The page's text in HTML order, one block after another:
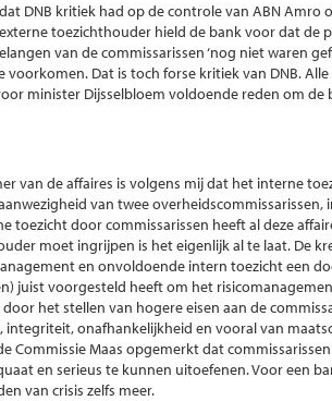
DNB kritiek had op de controle van ABN Amro
toezichthouder hield de bank voor dat de
van de commissarissen ‘nog niet waren
Dat is toch forse kritiek van DNB.
minister Dijsselbloem voldoende reden om
van de affaires is volgens mij dat het interne
van twee
toezicht door commissarissen heeft al deze
moet ingrijpen is het eigenlijk al te laat. De
en onvoldoende intern toezicht een
juist voorgesteld heeft om het
het stellen van hogere eisen aan de
onafhankelijkheid en vooral van
Commissie Maas opgemerkt dat
en serieus te kunnen uitoefenen. Voor een
van crisis zelfs meer.